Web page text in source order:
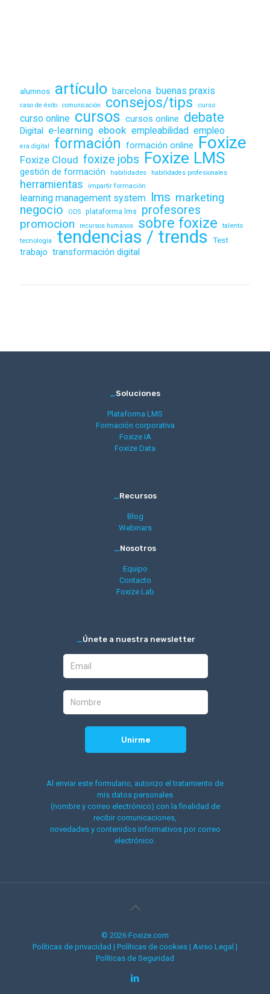
alumnos artículo barcelona buenas praxis
caso de éxito comunicación consejos/tips curso
curso online cursos cursos online debate
Digital e-learning ebook empleabilidad empleo
era digital formación formación online Foxize
Foxize Cloud foxize jobs Foxize LMS
gestión de formación habilidades habilidades profesionales
herramientas impartir formación
learning management system lms marketing
negocio ODS plataforma lms
profesores
promocion
recursos humanos sobre foxize
talento
tecnología
tendencias / trends
Test
trabajo transformación digital
_Soluciones
Plataforma LMS
Formación corporativa
Foxize IA
Foxize Data
_Recursos
Blog
Webinars
_Nosotros
Equipo
Contacto
Foxize Lab
_Únete a nuestra newsletter
Al enviar este formulario, autorizo el tratamiento de
mis datos personales
(nombre y correo electrónico) con la finalidad de
recibir comunicaciones,
novedades y contenidos informativos por correo
electrónico.
© 2026 Foxize.com
Políticas de privacidad | Políticas de cookies | Aviso Legal |
Políticas de Seguridad